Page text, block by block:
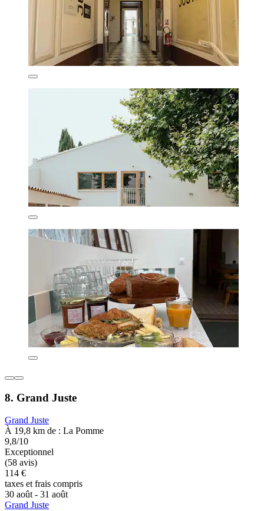
8. Grand Juste
Grand Juste
À 19,8 km de : La Pomme
9,8/10
Exceptionnel
(58 avis)
114 €
taxes et frais compris
30 août - 31 août
Grand Juste